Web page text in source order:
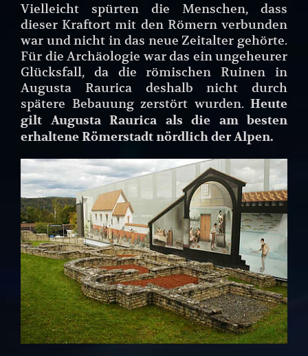
Vielleicht spürten die Menschen, dass
dieser Kraftort mit den Römern verbunden
war und nicht in das neue Zeitalter gehörte.
Für die Archäologie war das ein ungeheurer
Glücksfall, da die römischen Ruinen in
Augusta Raurica deshalb nicht durch
spätere Bebauung zerstört wurden. Heute
gilt Augusta Raurica als die am besten
erhaltene Römerstadt nördlich der Alpen.